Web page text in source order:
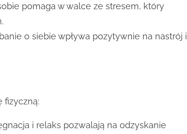
pomaga w walce ze stresem, który
o siebie wpływa pozytywnie na nastrój i
fizyczną:
i relaks pozwalają na odzyskanie